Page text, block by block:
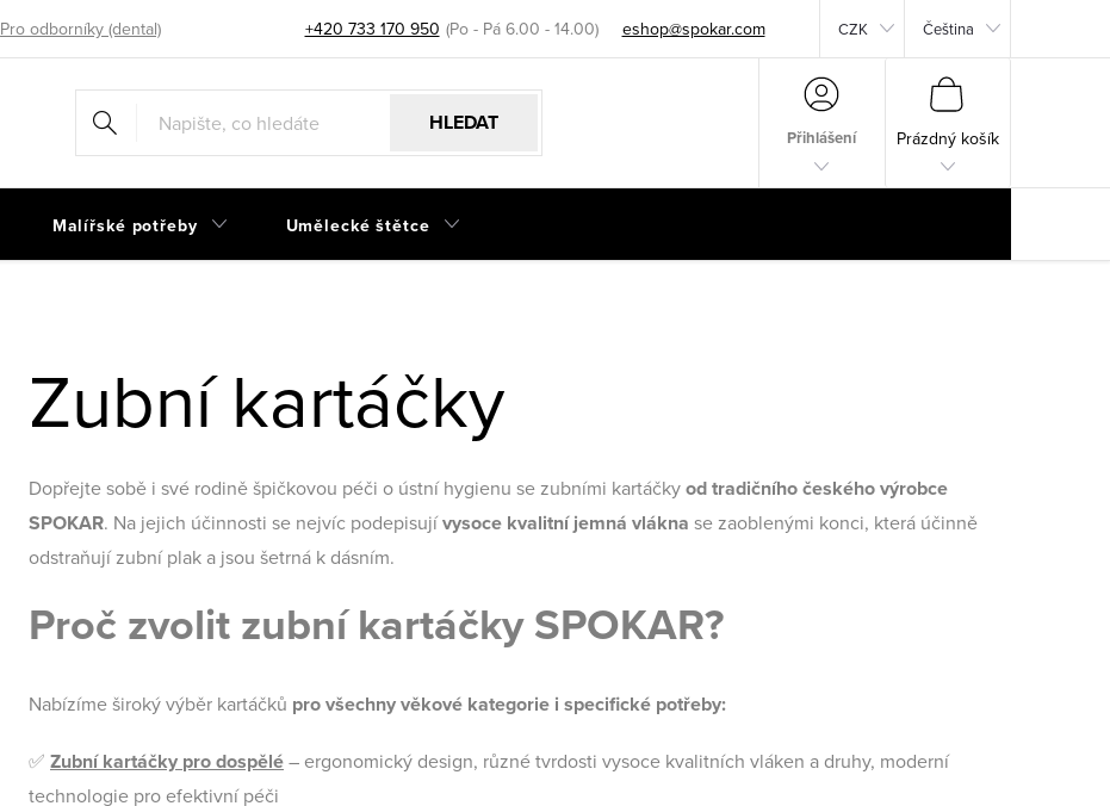
+420 733 170 950 eshop@spokar.com
Pro odborníky (dental) CZK Čeština
HLEDAT
Přihlášení
Prázdný košík
Malířské potřeby Umělecké štětce
Zubní kartáčky
Dopřejte sobě i své rodině špičkovou péči o ústní hygienu se zubními kartáčkyod tradičního českého výrobce
SPOKAR. Na jejich účinnosti se nejvíc podepisujívysoce kvalitní jemná vlákna se zaoblenými konci, která účinně
odstraňují zubní plak a jsou šetrná k dásním.
Proč zvolit zubní kartáčky SPOKAR?
Nabízíme široký výběr kartáčků pro všechny věkové kategorie i specifické potřeby:
✅ Zubní kartáčky pro dospělé–ergonomický design, různé tvrdosti vysoce kvalitních vláken a druhy, moderní
technologie pro efektivní péči